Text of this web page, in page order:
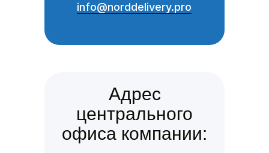
info@norddelivery.pro
Адрес
центрального
офиса компании: